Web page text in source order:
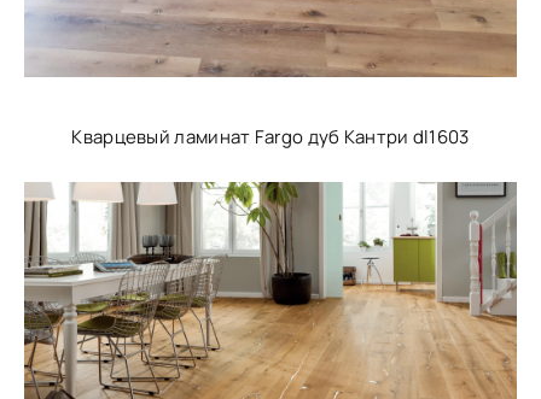
Кварцевый ламинат Fargo дуб Кантри dl1603